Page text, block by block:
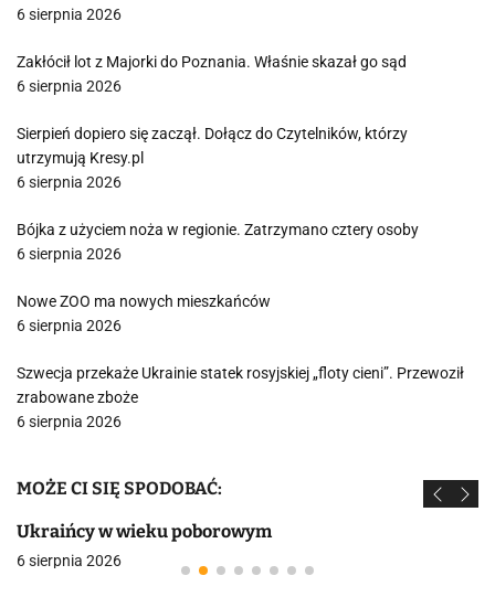
6 sierpnia 2026
Zakłócił lot z Majorki do Poznania. Właśnie skazał go sąd
6 sierpnia 2026
Sierpień dopiero się zaczął. Dołącz do Czytelników, którzy
utrzymują Kresy.pl
6 sierpnia 2026
Bójka z użyciem noża w regionie. Zatrzymano cztery osoby
6 sierpnia 2026
Nowe ZOO ma nowych mieszkańców
6 sierpnia 2026
Szwecja przekaże Ukrainie statek rosyjskiej „floty cieni”. Przewoził
zrabowane zboże
6 sierpnia 2026
MOŻE CI SIĘ SPODOBAĆ:
Ukraińcy w wieku poborowym
6 sierpnia 2026